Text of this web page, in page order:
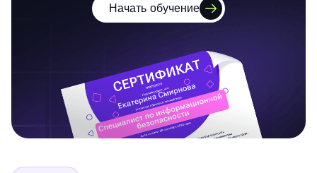
Начать обучение